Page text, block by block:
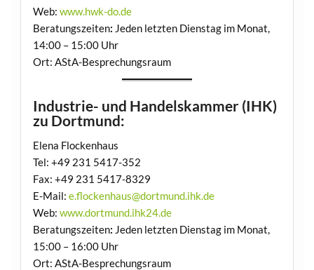
Web: www.hwk-do.de
Beratungszeiten: Jeden letzten Dienstag im Monat,
14:00 – 15:00 Uhr
Ort: AStA-Besprechungsraum
Industrie- und Handelskammer (IHK)
zu Dortmund:
Elena Flockenhaus
Tel: +49 231 5417-352
Fax: +49 231 5417-8329
E-Mail: e.flockenhaus@dortmund.ihk.de
Web: www.dortmund.ihk24.de
Beratungszeiten: Jeden letzten Dienstag im Monat,
15:00 – 16:00 Uhr
Ort: AStA-Besprechungsraum